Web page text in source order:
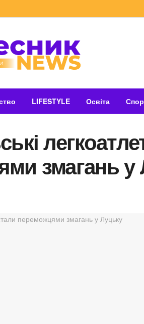
LIFESTYLE Освіта
змагань у